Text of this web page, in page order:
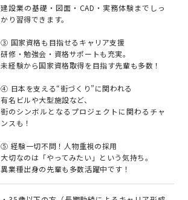
建設業の基礎・図面・CAD・実務体験までしっ
かり習得できます。
③ 国家資格も目指せるキャリア支援
研修・勉強会・資格サポートも充実。
未経験から国家資格取得を目指す先輩も多数！
④ 日本を支える“街づくり”に関われる
有名ビルや大型施設など、
街のシンボルとなるプロジェクトに関わるチャ
ンスも！
⑤ 経験一切不問！人物重視の採用
大切なのは「やってみたい」という気持ち。
異業種出身の先輩も多数活躍中です！